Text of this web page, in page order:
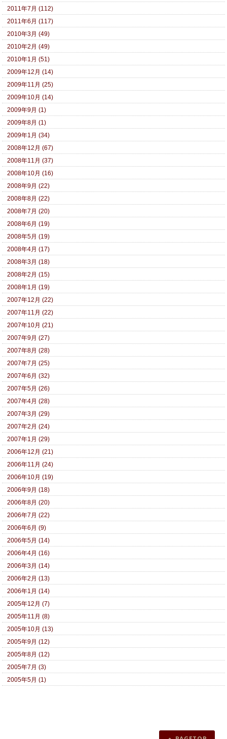
2011年7月 (112)
2011年6月 (117)
2010年3月 (49)
2010年2月 (49)
2010年1月 (51)
2009年12月 (14)
2009年11月 (25)
2009年10月 (14)
2009年9月 (1)
2009年8月 (1)
2009年1月 (34)
2008年12月 (67)
2008年11月 (37)
2008年10月 (16)
2008年9月 (22)
2008年8月 (22)
2008年7月 (20)
2008年6月 (19)
2008年5月 (19)
2008年4月 (17)
2008年3月 (18)
2008年2月 (15)
2008年1月 (19)
2007年12月 (22)
2007年11月 (22)
2007年10月 (21)
2007年9月 (27)
2007年8月 (28)
2007年7月 (25)
2007年6月 (32)
2007年5月 (26)
2007年4月 (28)
2007年3月 (29)
2007年2月 (24)
2007年1月 (29)
2006年12月 (21)
2006年11月 (24)
2006年10月 (19)
2006年9月 (18)
2006年8月 (20)
2006年7月 (22)
2006年6月 (9)
2006年5月 (14)
2006年4月 (16)
2006年3月 (14)
2006年2月 (13)
2006年1月 (14)
2005年12月 (7)
2005年11月 (8)
2005年10月 (13)
2005年9月 (12)
2005年8月 (12)
2005年7月 (3)
2005年5月 (1)